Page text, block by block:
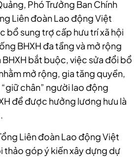
Phó Trưởng Ban Chính
Liên đoàn Lao động Việt
bổ sung trợ cấp hưu trí xã hội
BHXH đa tầng và mở rộng
bắt buộc, việc sửa đổi bổ
mở rộng, gia tăng quyền,
chân” người lao động
để được hưởng lương hưu là
Liên đoàn Lao động Việt
thảo góp ý kiến xây dựng dự